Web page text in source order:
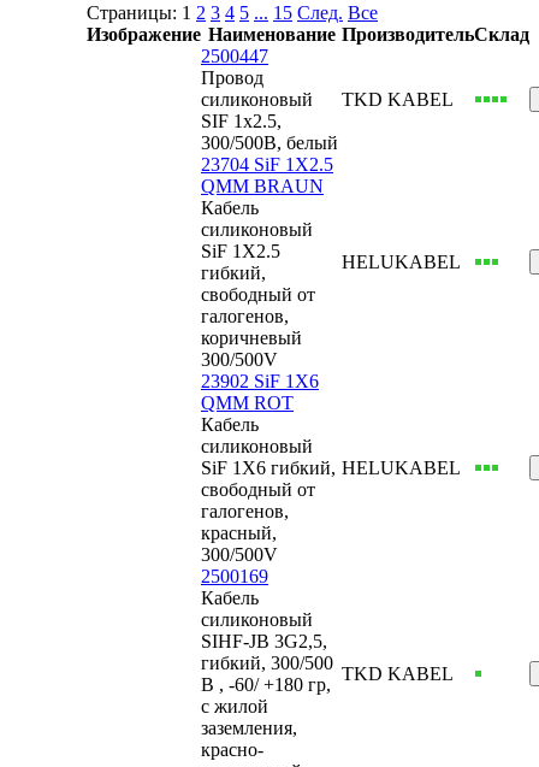
Страницы: 1 2 3 4 5 ... 15 След. Все
Изображение Наименование ПроизводительСклад
2500447
Провод
силиконовый
SIF 1x2.5,
300/500В, белый
TKD KABEL
23704 SiF 1X2.5
QMM BRAUN
Кабель
силиконовый
SiF 1X2.5
гибкий,
свободный от
галогенов,
коричневый
300/500V
HELUKABEL
23902 SiF 1X6
QMM ROT
Кабель
силиконовый
SiF 1X6 гибкий,
свободный от
галогенов,
красный,
300/500V
HELUKABEL
2500169
Кабель
силиконовый
SIHF-JB 3G2,5,
гибкий, 300/500
В , -60/ +180 гр,
с жилой
заземления,
красно-
TKD KABEL